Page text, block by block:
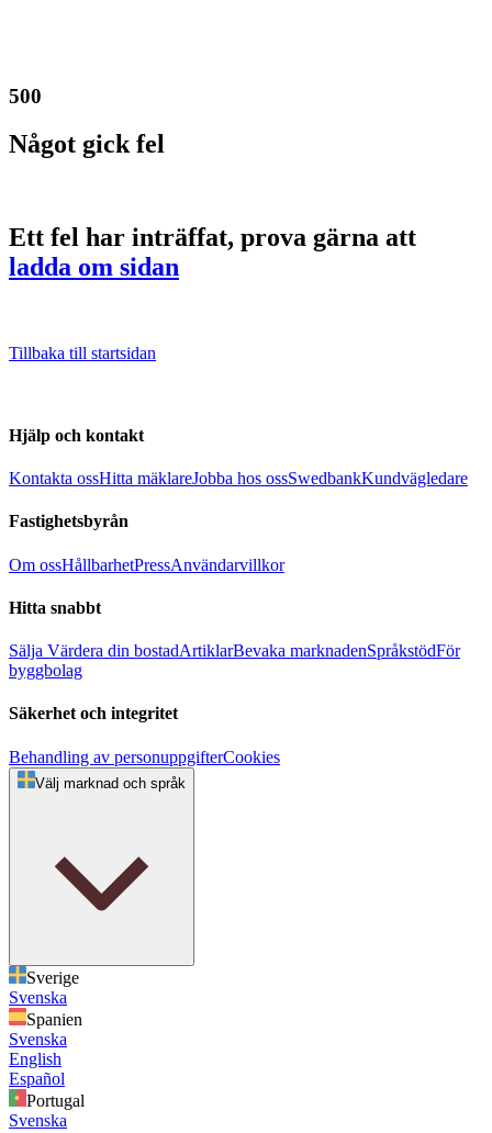
500
Något gick fel
Ett fel har inträffat, prova gärna att
ladda om sidan
Tillbaka till startsidan
Hjälp och kontakt
Kontakta ossHitta mäklareJobba hos ossSwedbankKundvägledare
Fastighetsbyrån
Om ossHållbarhetPressAnvändarvillkor
Hitta snabbt
Sälja Värdera din bostadArtiklarBevaka marknadenSpråkstödFör
byggbolag
Säkerhet och integritet
Behandling av personuppgifterCookies
Välj marknad och språk
Sverige
Svenska
Spanien
Svenska
English
Español
Portugal
Svenska